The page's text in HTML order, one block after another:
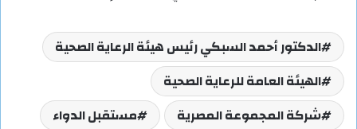
الدكتور أحمد السبكي رئيس هيئة الرعاية الصحية
الهيئة العامة للرعاية الصحية
شركة المجموعة المصرية
مستقبل الدواء